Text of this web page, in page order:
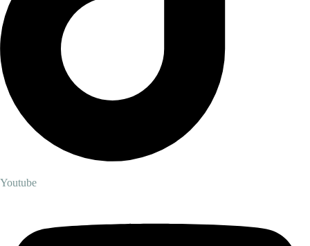
Youtube